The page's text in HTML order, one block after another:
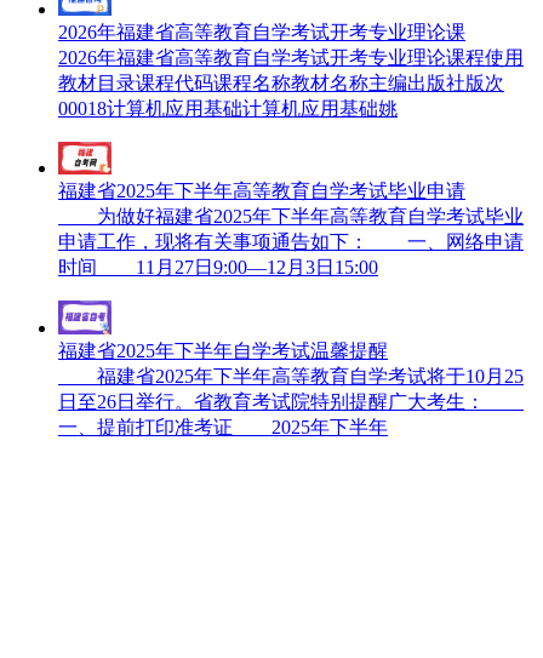
2026年福建省高等教育自学考试开考专业理论课
2026年福建省高等教育自学考试开考专业理论课程使用
教材目录课程代码课程名称教材名称主编出版社版次
00018计算机应用基础计算机应用基础姚
福建省2025年下半年高等教育自学考试毕业申请
为做好福建省2025年下半年高等教育自学考试毕业
申请工作，现将有关事项通告如下： 一、网络申请
时间 11月27日9:00—12月3日15:00
福建省2025年下半年自学考试温馨提醒
福建省2025年下半年高等教育自学考试将于10月25
日至26日举行。省教育考试院特别提醒广大考生：
一、提前打印准考证 2025年下半年